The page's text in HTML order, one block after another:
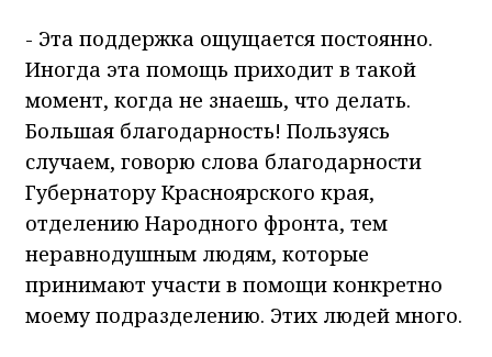
- Эта поддержка ощущается постоянно.
Иногда эта помощь приходит в такой
момент, когда не знаешь, что делать.
Большая благодарность! Пользуясь
случаем, говорю слова благодарности
Губернатору Красноярского края,
отделению Народного фронта, тем
неравнодушным людям, которые
принимают участи в помощи конкретно
моему подразделению. Этих людей много.